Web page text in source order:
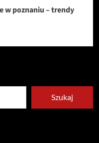
w poznaniu – trendy
Szukaj